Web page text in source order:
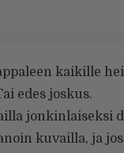
kaikille
edes joskus.
jonkinlaiseksi
kuvailla, ja